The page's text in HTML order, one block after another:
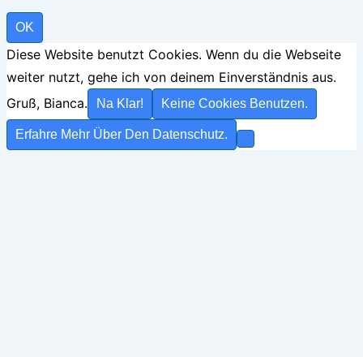
OK
Diese Website benutzt Cookies. Wenn du die Webseite
weiter nutzt, gehe ich von deinem Einverständnis aus.
Gruß, Bianca.
Na Klar! Keine Cookies Benutzen.
Erfahre Mehr Über Den Datenschutz.